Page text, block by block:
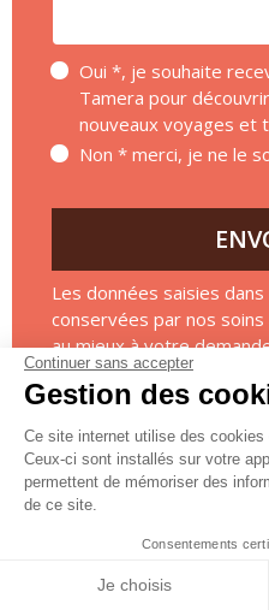
Oui *, je souhaite
Tamera pour
nouveaux voyages et
Non * merci, je ne le
Les données saisies
conservées par nos
au mieux à votre
l’importance à la gestion
plus sur notre démarche
* Les champs marqués
obligatoires
Continuer sans accepter
Gestion des
Ce site internet utilise des
Ceux-ci sont installés sur votre
permettent de mémoriser des
de ce site.
Consentements
Je choisis